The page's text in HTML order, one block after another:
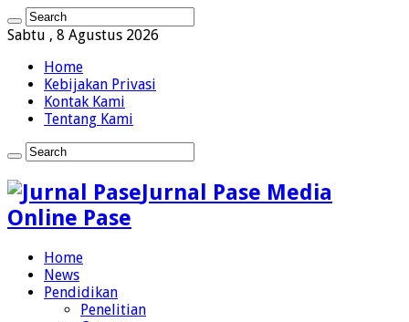
Sabtu , 8 Agustus 2026
Home
Kebijakan Privasi
Kontak Kami
Tentang Kami
Jurnal Pase Media
Online Pase
Home
News
Pendidikan
Penelitian